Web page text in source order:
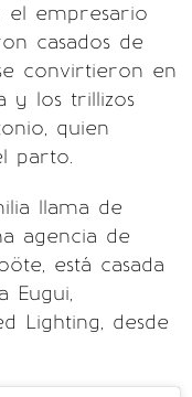
el empresario
casados de
convirtieron en
y los trillizos
quien
parto.
llama de
agencia de
está casada
Eugui,
Lighting, desde